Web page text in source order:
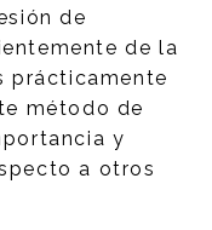
de
de la
prácticamente
método de
y
a otros